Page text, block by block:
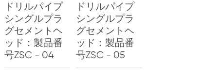
ドリルパイプ
シングルプラ
グセメントヘ
ッド：製品番
号ZSC - 04
ドリルパイプ
シングルプラ
グセメントヘ
ッド：製品番
号ZSC - 05